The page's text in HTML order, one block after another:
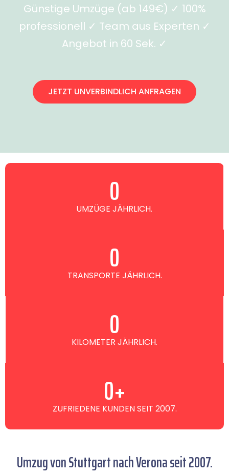
Günstige Umzüge (ab 149€) ✓ 100%
professionell ✓ Team aus Experten ✓
Angebot in 60 Sek. ✓
JETZT UNVERBINDLICH ANFRAGEN
UMZÜGE JÄHRLICH.
0
TRANSPORTE JÄHRLICH.
0
KILOMETER JÄHRLICH.
0
ZUFRIEDENE KUNDEN SEIT 2007.
0+
Umzug von Stuttgart nach Verona seit 2007.